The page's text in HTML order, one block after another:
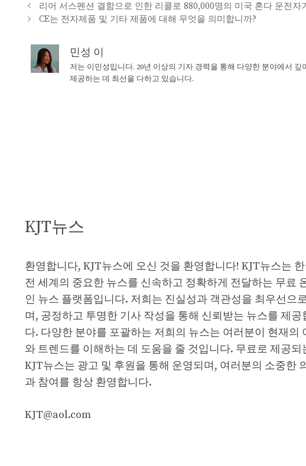
리어 서스펜션 결함으로 인한 리콜로 880,000명의 미국 혼다 운전자
CE는 전자제품 및 기타 제품에 대해 무엇을 의미합니까?
민성 이
저는 이민성입니다. 20년 이상의 기자 경력을 통해 다양한 분야에서
제공하는 데 최선을 다하고 있습니다.
KJT뉴스
환영합니다, KJT뉴스에 오신 것을 환영합니다! KJT뉴스는
전 세계의 중요한 뉴스를 신속하고 정확하게 전달하는 무료
인 뉴스 플랫폼입니다. 저희는 진실성과 객관성을 최우선으
며, 공정하고 투명한 기사 작성을 통해 신뢰받는 뉴스를 제공
다. 다양한 분야를 포괄하는 저희의 뉴스는 여러분이 현재의
와 트렌드를 이해하는 데 도움을 줄 것입니다. 무료로 제공되
KJT뉴스는 광고 및 후원을 통해 운영되며, 여러분의 소중한
과 참여를 항상 환영합니다.
KJT@aol.com